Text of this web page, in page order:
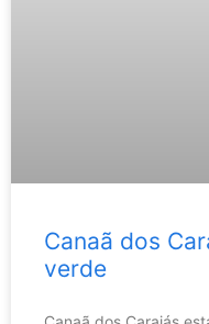
Canaã dos
verde